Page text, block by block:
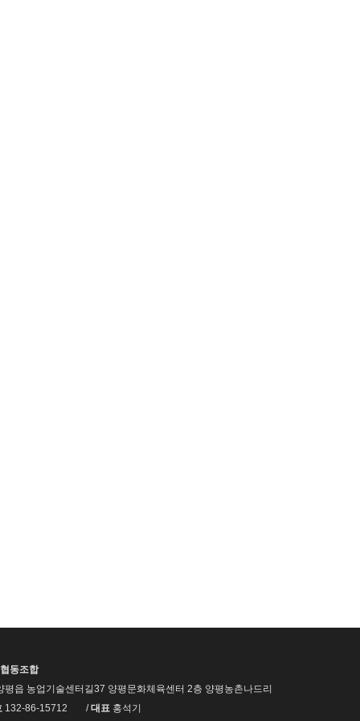
동조합
평읍 농업기술센터길37 양평문화체육센터 2층 양평농촌나드리
132-86-15712 /대표 홍석기